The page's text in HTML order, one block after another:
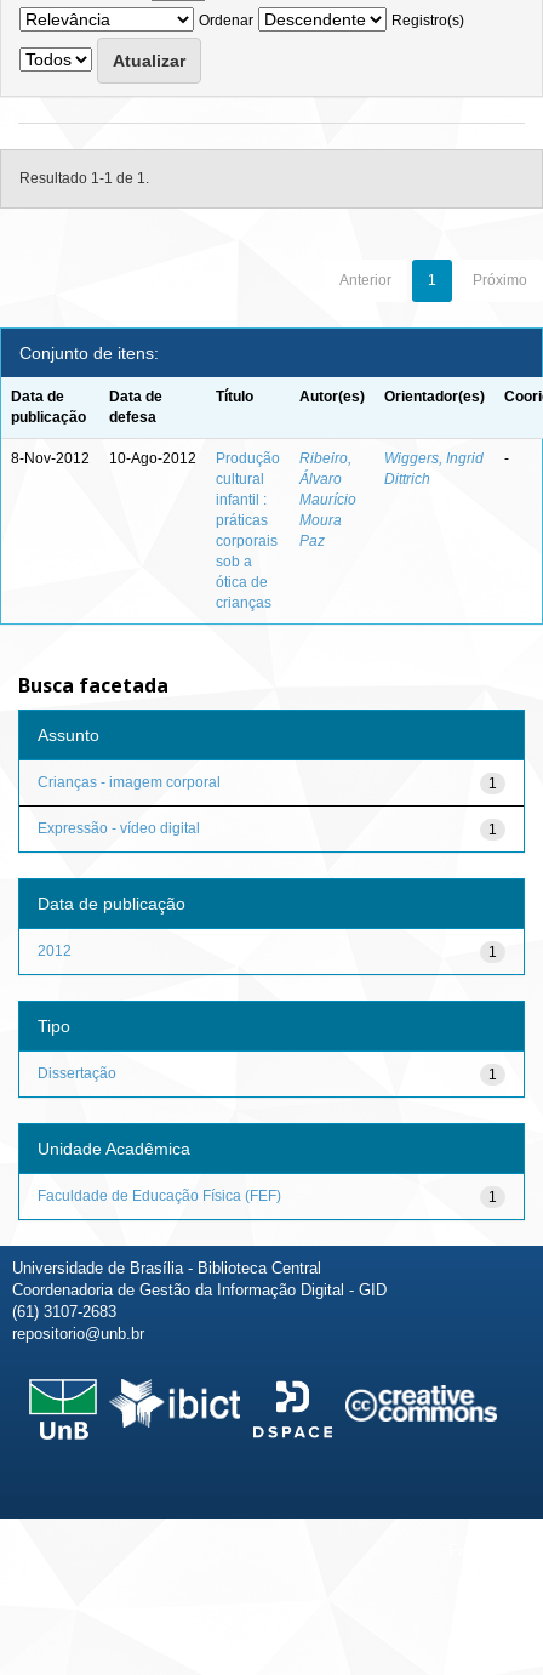
Ordenar
Registro(s)
Resultado 1-1 de 1.
Anterior 1 Próximo
Conjunto de itens:
Data de
publicação
Data de
defesa
Título Autor(es) Orientador(es)
8-Nov-2012 10-Ago-2012
Produção
cultural
infantil :
práticas
corporais
sob a
ótica de
crianças
Ribeiro,
Álvaro
Maurício
Moura
Paz
Wiggers, Ingrid
Dittrich
-
Busca facetada
Assunto
1
Crianças - imagem corporal
1
Expressão - vídeo digital
Data de publicação
1
2012
Tipo
1
Dissertação
Unidade Acadêmica
1
Faculdade de Educação Física (FEF)
Universidade de Brasília - Biblioteca Central
Coordenadoria de Gestão da Informação Digital - GID
(61) 3107-2683
repositorio@unb.br